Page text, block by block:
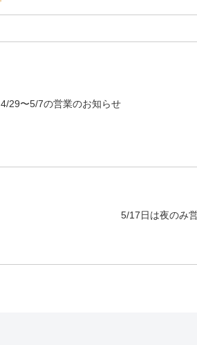
4/29〜5/7の営業のお知らせ
5/17日は夜のみ